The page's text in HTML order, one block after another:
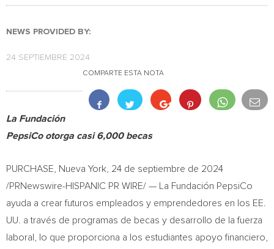
NEWS PROVIDED BY:
24 SEPTIEMBRE 2024
COMPARTE ESTA NOTA
La Fundación
PepsiCo otorga casi 6,000 becas
PURCHASE, Nueva York 24 de septiembre de 2024
/PRNewswire-HISPANIC PR WIRE/ — La Fundación PepsiCo
ayuda a crear futuros empleados y emprendedores en los EE.
UU. a través de programas de becas y desarrollo de la fuerza
laboral, lo que proporciona a los estudiantes apoyo financiero,